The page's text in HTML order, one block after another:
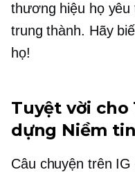
thương hiệu họ
trung thành. Hãy
họ!
Tuyệt vời cho
dựng Niềm tin
Câu chuyện trên